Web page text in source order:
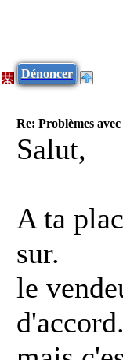
Dénoncer
Re: Problèmes
Salut,
A ta
sur.
le